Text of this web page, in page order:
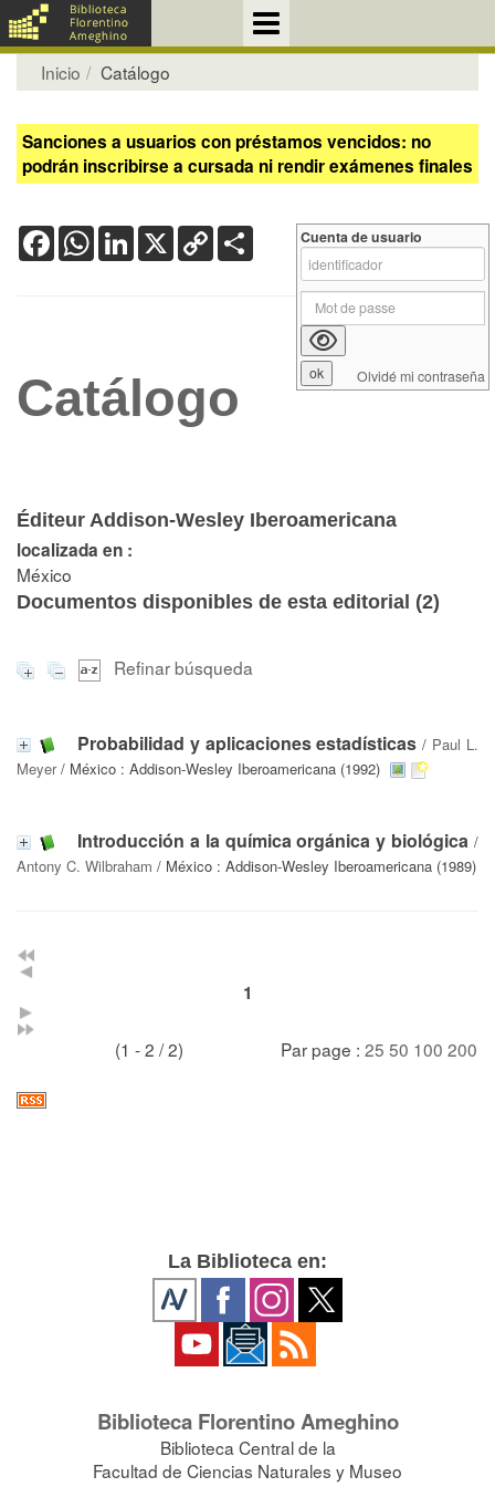
Inicio Catálogo
Sanciones a usuarios con préstamos vencidos: no
podrán inscribirse a cursada ni rendir exámenes finales
FacebookWhatsApp
LinkedIn
X Copy
Link
Catálogo
Éditeur Addison-Wesley Iberoamericana
localizada en :
México
Documentos disponibles de esta editorial (2)
Refinar búsqueda
Probabilidad y aplicaciones estadísticas / Paul L.
Meyer/ México : Addison-Wesley Iberoamericana (1992)
Introducción a la química orgánica y biológica /
Antony C. Wilbraham / México : Addison-Wesley Iberoamericana (1989)
1
(1 - 2 / 2) Par page : 25 50 100 200
Cuenta de usuario
Olvidé mi contraseña
La Biblioteca en:
Biblioteca Florentino Ameghino
Biblioteca Central de la
Facultad de Ciencias Naturales y Museo